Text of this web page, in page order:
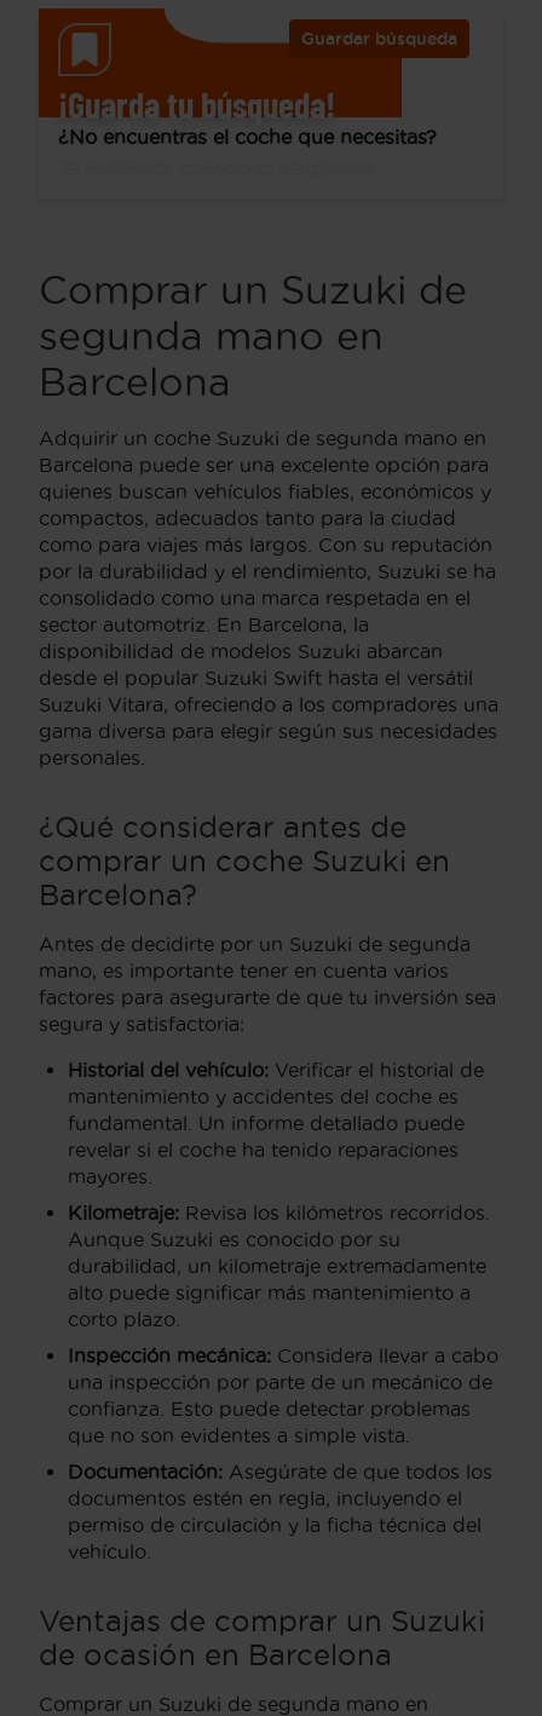
Guardar búsqueda
¡Guarda tu búsqueda!
¿No encuentras el coche que necesitas?
Comprar un Suzuki de
segunda mano en
Barcelona
Adquirir un coche Suzuki de segunda mano en
Barcelona puede ser una excelente opción para
quienes buscan vehículos fiables, económicos y
compactos, adecuados tanto para la ciudad
como para viajes más largos. Con su reputación
por la durabilidad y el rendimiento, Suzuki se ha
consolidado como una marca respetada en el
sector automotriz. En Barcelona, la
disponibilidad de modelos Suzuki abarcan
desde el popular Suzuki Swift hasta el versátil
Suzuki Vitara, ofreciendo a los compradores una
gama diversa para elegir según sus necesidades
personales.
¿Qué considerar antes de
comprar un coche Suzuki en
Barcelona?
Antes de decidirte por un Suzuki de segunda
mano, es importante tener en cuenta varios
factores para asegurarte de que tu inversión sea
segura y satisfactoria:
Historial del vehículo: Verificar el historial de
mantenimiento y accidentes del coche es
fundamental. Un informe detallado puede
revelar si el coche ha tenido reparaciones
mayores.
Kilometraje: Revisa los kilómetros recorridos.
Aunque Suzuki es conocido por su
durabilidad, un kilometraje extremadamente
alto puede significar más mantenimiento a
corto plazo.
Inspección mecánica: Considera llevar a cabo
una inspección por parte de un mecánico de
confianza. Esto puede detectar problemas
que no son evidentes a simple vista.
Documentación: Asegúrate de que todos los
documentos estén en regla, incluyendo el
permiso de circulación y la ficha técnica del
vehículo.
Ventajas de comprar un Suzuki
de ocasión en Barcelona
Comprar un Suzuki de segunda mano en